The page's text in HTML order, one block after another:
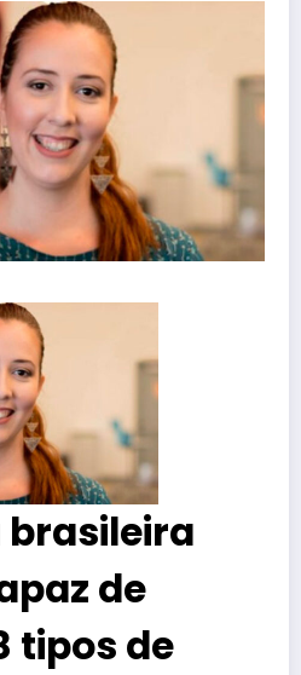
brasileira
de
tipos de